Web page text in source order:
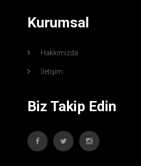
Kurumsal
Hakkımızda
İletişim
Biz Takip Edin